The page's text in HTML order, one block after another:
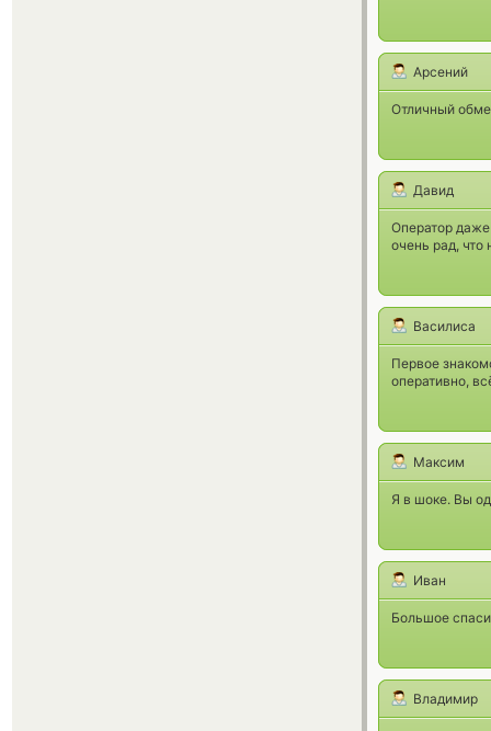
Арсений
Отличный
Давид
Оператор даже
очень рад, что
Василиса
Первое
оперативно,
Максим
Я в шоке. Вы
Иван
Большое
Владимир